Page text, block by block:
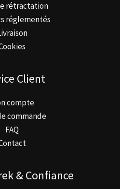
rétractation
réglementés
Client
compte
commande
FAQ
& Confiance